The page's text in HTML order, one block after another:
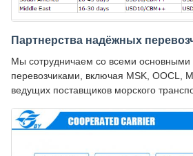
Партнерства надёжных
Мы сотрудничаем со всеми основными
перевозчиками, включая MSK, OOCL,
ведущих поставщиков морского